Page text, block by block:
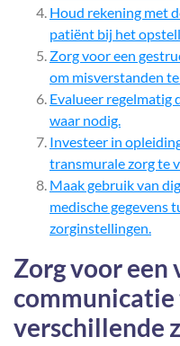
Houd rekening met
patiënt bij het
Zorg voor een
om misverstanden
Evalueer regelmatig
waar nodig.
Investeer in
transmurale zorg te
Maak gebruik van
medische gegevens
zorginstellingen.
Zorg voor
communicatie
verschillende